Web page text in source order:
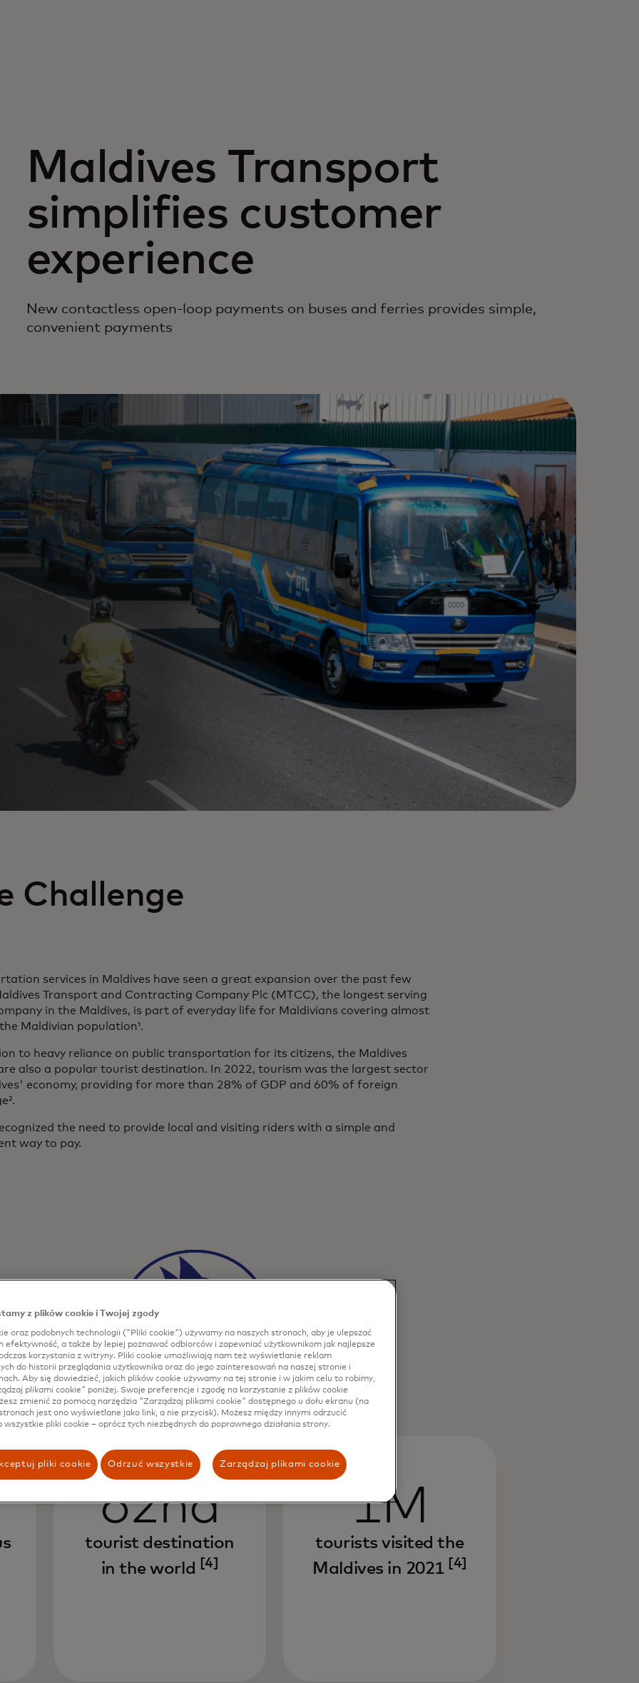
Maldives Transport
simplifies customer
experience
New contactless open-loop payments on buses and ferries provides simple,
convenient payments
Challenge
services in Maldives have seen a great expansion over the past few
Transport and Contracting Company Plc (MTCC), the longest serving
in the Maldives, is part of everyday life for Maldivians covering almost
Maldivian population¹.
to heavy reliance on public transportation for its citizens, the Maldives
also a popular tourist destination. In 2022, tourism was the largest sector
economy, providing for more than 28% of GDP and 60% of foreign
the need to provide local and visiting riders with a simple and
way to pay.
62nd
tourist destination
in the world
[4]
1M
tourists visited the
Maldives in 2021 [4]
z plików cookie i Twojej zgody
oraz podobnych technologii ("Pliki cookie") używamy na naszych stronach, aby je ulepszać
efektywność, a także by lepiej poznawać odbiorców i zapewniać użytkownikom jak najlepsze
korzystania z witryny. Pliki cookie umożliwiają nam też wyświetlanie reklam
do historii przeglądania użytkownika oraz do jego zainteresowań na naszej stronie i
Aby się dowiedzieć, jakich plików cookie używamy na tej stronie i w jakim celu to robimy,
plikami cookie" poniżej. Swoje preferencje i zgodę na korzystanie z plików cookie
zmienić za pomocą narzędzia "Zarządzaj plikami cookie" dostępnego u dołu ekranu (na
jest ono wyświetlane jako link, a nie przycisk). Możesz między innymi odrzucić
wszystkie pliki cookie – oprócz tych niezbędnych do poprawnego działania strony.
pliki cookie Odrzuć wszystkie Zarządzaj plikami cookie